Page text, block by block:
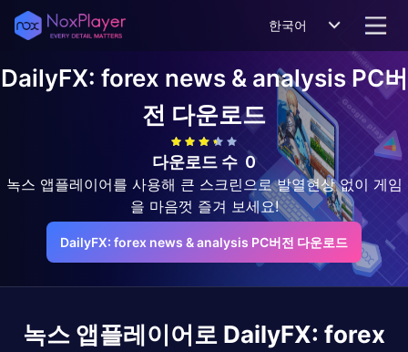
한국어
DailyFX: forex news & analysisPC버
전 다운로드
다운로드 수 0
녹스 앱플레이어를 사용해 큰 스크린으로 발열현상 없이 게임
을 마음껏 즐겨 보세요!
DailyFX: forex news & analysis PC버전 다운로드
녹스 앱플레이어로 DailyFX: forex